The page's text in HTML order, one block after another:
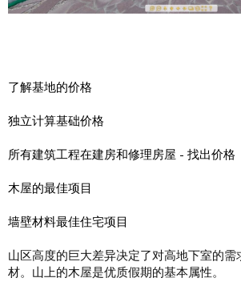
了解基地的价格
独立计算基础价格
所有建筑工程在建房和修理房屋 - 找出价格
木屋的最佳项目
墙壁材料最佳住宅项目
山区高度的巨大差异决定了对高地下室的
材。山上的木屋是优质假期的基本属性。